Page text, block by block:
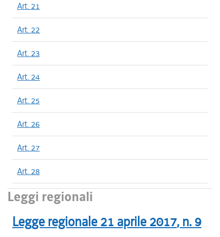
Art. 21
Art. 22
Art. 23
Art. 24
Art. 25
Art. 26
Art. 27
Art. 28
Leggi regionali
Legge regionale 21 aprile 2017, n. 9